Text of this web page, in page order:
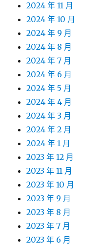
2024 年 11 月
2024 年 10 月
2024 年 9 月
2024 年 8 月
2024 年 7 月
2024 年 6 月
2024 年 5 月
2024 年 4 月
2024 年 3 月
2024 年 2 月
2024 年 1 月
2023 年 12 月
2023 年 11 月
2023 年 10 月
2023 年 9 月
2023 年 8 月
2023 年 7 月
2023 年 6 月